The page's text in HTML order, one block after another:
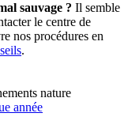
sauvage ? Il semble
le centre de
nos procédures en
.
nature
année